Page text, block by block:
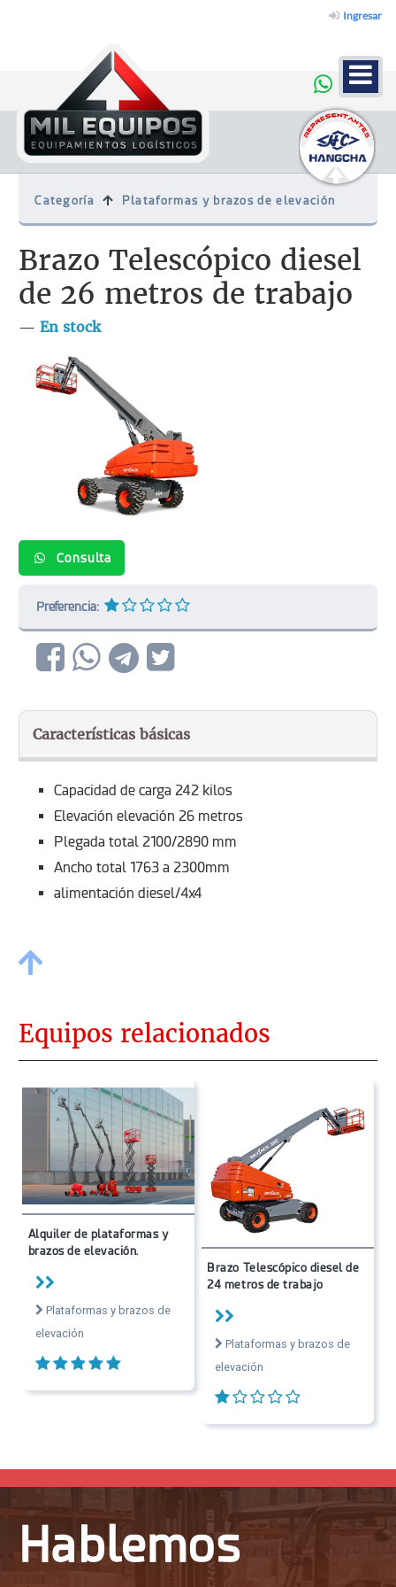
Ingresar
Categoría Plataformas y brazos de elevación
Brazo Telescópico diesel
de 26 metros de trabajo
—En stock
Consulta
Preferencia:
Características básicas
Capacidad de carga 242 kilos
Elevación elevación 26 metros
Plegada total 2100/2890 mm
Ancho total 1763 a 2300mm
alimentación diesel/4x4
Equipos relacionados
Alquiler de plataformas y
brazos de elevación.
Plataformas y brazos de
elevación
Brazo Telescópico diesel de
24 metros de trabajo
Plataformas y brazos de
elevación
Hablemos